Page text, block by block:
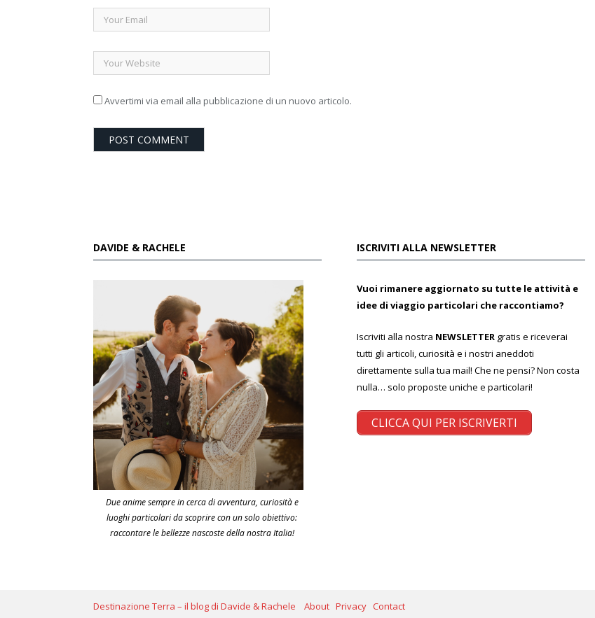
Avvertimi via email alla pubblicazione di un nuovo articolo.
DAVIDE & RACHELE
Due anime sempre in cerca di avventura, curiosità e
luoghi particolari da scoprire con un solo obiettivo:
raccontare le bellezze nascoste della nostra Italia!
ISCRIVITI ALLA NEWSLETTER
Vuoi rimanere aggiornato su tutte le attività e
idee di viaggio particolari che raccontiamo?
Iscriviti alla nostra NEWSLETTER gratis e riceverai
tutti gli articoli, curiosità e i nostri aneddoti
direttamente sulla tua mail! Che ne pensi? Non costa
nulla… solo proposte uniche e particolari!
CLICCA QUI PER ISCRIVERTI
Destinazione Terra – il blog di Davide & Rachele About Privacy Contact